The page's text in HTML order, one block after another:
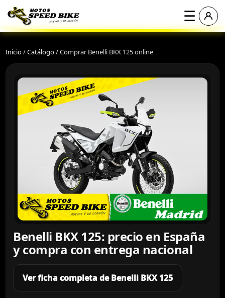
☰
Inicio/Catálogo/Comprar Benelli BKX 125 online
Benelli BKX 125: precio en España
y compra con entrega nacional
Ver ficha completa de Benelli BKX 125